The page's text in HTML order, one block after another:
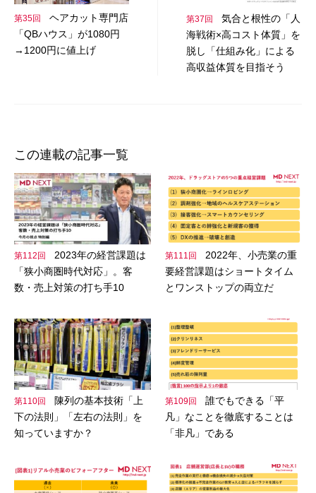
ゲ
ー
第35回
ヘアカット専門店
「QBハウス」が1080円
→1200円に値上げ
第37回
気合と根性の「人
海戦術×高コスト体質」を
脱し「仕組み化」による
高収益体質を目指そう
この連載の記事一覧
第112回
2023年の経営課題は
「狭小商圏時代対応」。客
数・売上対策の打ち手10
第111回
2022年、小売業の重
要経営課題はショートタイム
とワンストップの両立だ
第110回
陳列の基本技術「上
下の法則」「左右の法則」を
知っていますか？
第109回
誰でもできる「平
凡」なことを徹底することは
「非凡」である